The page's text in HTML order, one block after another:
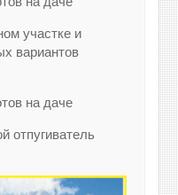
участке и
вариантов
отпугиватель